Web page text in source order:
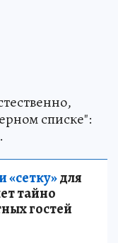
списке":
для
тайно
гостей